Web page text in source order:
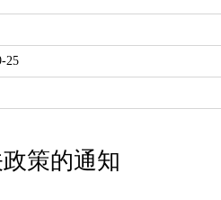
25
策的通知